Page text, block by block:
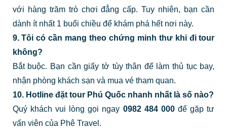
với hàng trăm trò chơi đẳng cấp. Tuy nhiên, bạn cần
dành ít nhất 1 buổi chiều để khám phá hết nơi này.
9. Tôi có cần mang theo chứng minh thư khi đi tour
không?
Bắt buộc. Bạn cần giấy tờ tùy thân để làm thủ tục bay,
nhận phòng khách sạn và mua vé tham quan.
10. Hotline đặt tour Phú Quốc nhanh nhất là số nào?
Quý khách vui lòng gọi ngay 0982 484 000để gặp tư
vấn viên của Phê Travel.